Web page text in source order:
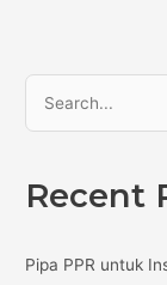
r
h
Recent
Pipa PPR untuk